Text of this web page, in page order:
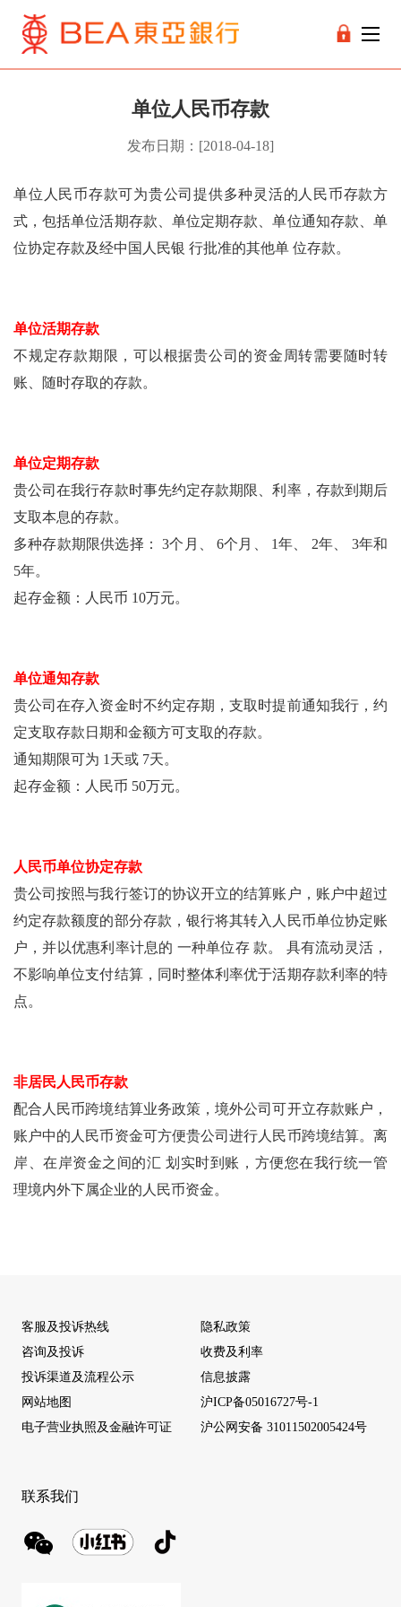
单位人民币存款
发布日期：[2018-04-18]
单位人民币存款可为贵公司提供多种灵活的人民币存款方
式，包括单位活期存款、单位定期存款、单位通知存款、单
位协定存款及经中国人民银 行批准的其他单 位存款。
单位活期存款
不规定存款期限，可以根据贵公司的资金周转需要随时转
账、随时存取的存款。
单位定期存款
贵公司在我行存款时事先约定存款期限、利率，存款到期后
支取本息的存款。
多种存款期限供选择： 3个月、 6个月、 1年、 2年、 3年和
5年。
起存金额：人民币 10万元。
单位通知存款
贵公司在存入资金时不约定存期，支取时提前通知我行，约
定支取存款日期和金额方可支取的存款。
通知期限可为 1天或 7天。
起存金额：人民币 50万元。
人民币单位协定存款
贵公司按照与我行签订的协议开立的结算账户，账户中超过
约定存款额度的部分存款，银行将其转入人民币单位协定账
户，并以优惠利率计息的 一种单位存 款。 具有流动灵活，
不影响单位支付结算，同时整体利率优于活期存款利率的特
点。
非居民人民币存款
配合人民币跨境结算业务政策，境外公司可开立存款账户，
账户中的人民币资金可方便贵公司进行人民币跨境结算。离
岸、在岸资金之间的汇 划实时到账，方便您在我行统一管
理境内外下属企业的人民币资金。
客服及投诉热线
咨询及投诉
投诉渠道及流程公示
网站地图
电子营业执照及金融许可证
隐私政策
收费及利率
信息披露
沪ICP备05016727号-1
沪公网安备 31011502005424号
联系我们